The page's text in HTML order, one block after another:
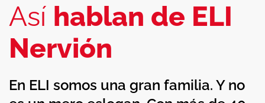
Así hablan de ELI
Nervión
En ELI somos una gran familia. Y no